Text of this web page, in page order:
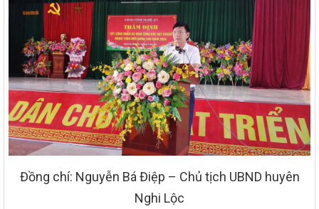
Đồng chí: Nguyễn Bá Điệp – Chủ tịch UBND huyên
Nghi Lộc